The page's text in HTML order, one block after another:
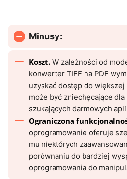
Minusy:
Koszt. W zależności od
konwerter TIFF na PDF
uzyskać dostęp do
może być zniechęcające
szukających darmowych
Ograniczona
oprogramowanie oferuje
mu niektórych
porównaniu do bardziej
oprogramowania do